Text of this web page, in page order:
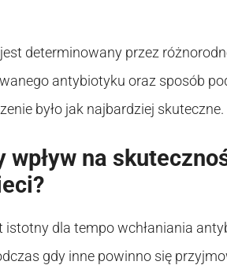
determinowany przez
antybiotyku oraz sposób
było jak najbardziej skuteczne.
na
istotny dla tempo wchłaniania
gdy inne powinno się